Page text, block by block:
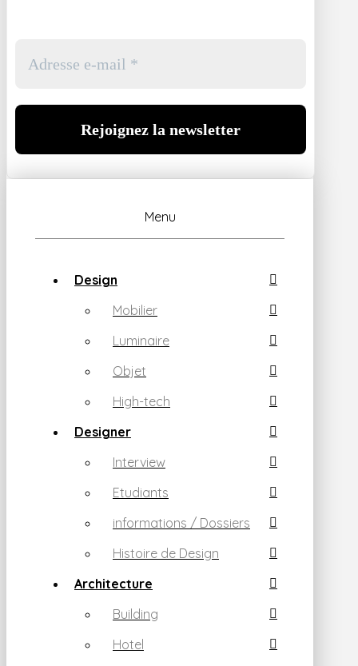
Menu
Design
Mobilier
Luminaire
Objet
High-tech
Designer
Interview
Etudiants
informations / Dossiers
Histoire de Design
Architecture
Building
Hotel